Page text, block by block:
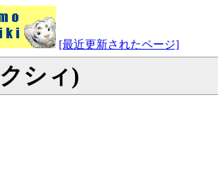
[最近更新されたページ]
シィ)